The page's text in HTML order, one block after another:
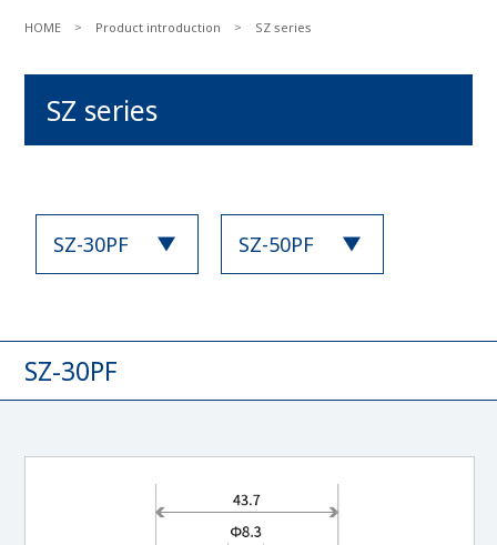
HOME ＞ Product introduction ＞ SZ series
SZ series
SZ-30PF SZ-50PF
SZ-30PF